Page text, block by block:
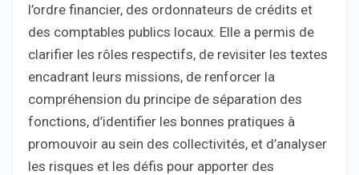
l’ordre financier, des ordonnateurs de crédits et
des comptables publics locaux. Elle a permis de
clarifier les rôles respectifs, de revisiter les textes
encadrant leurs missions, de renforcer la
compréhension du principe de séparation des
fonctions, d’identifier les bonnes pratiques à
promouvoir au sein des collectivités, et d’analyser
les risques et les défis pour apporter des